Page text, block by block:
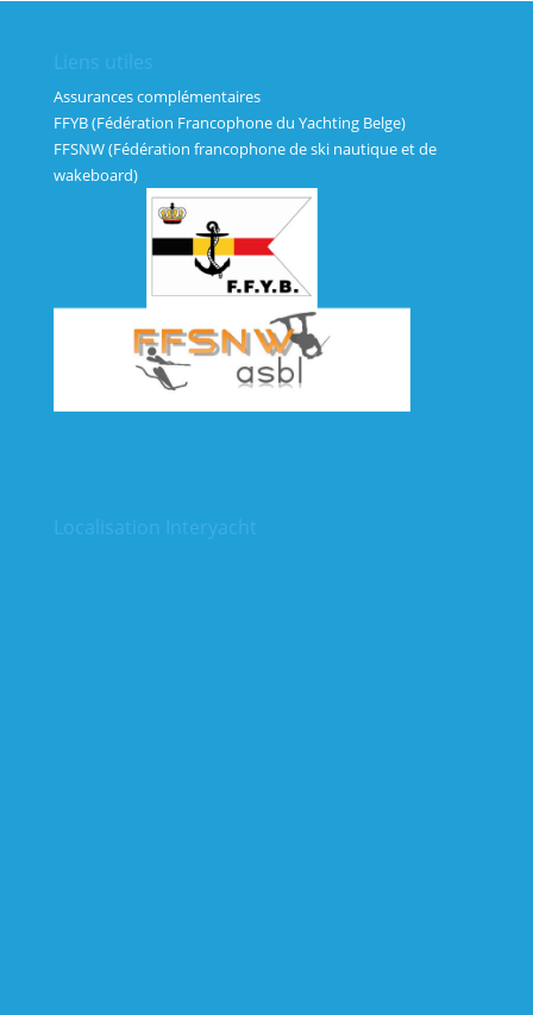
Liens utiles
Assurances complémentaires
FFYB (Fédération Francophone du Yachting Belge)
FFSNW (Fédération francophone de ski nautique et de
wakeboard)
Localisation Interyacht